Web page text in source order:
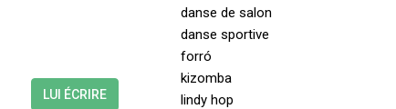
LUI ÉCRIRE
danse de salon
danse sportive
forró
kizomba
lindy hop